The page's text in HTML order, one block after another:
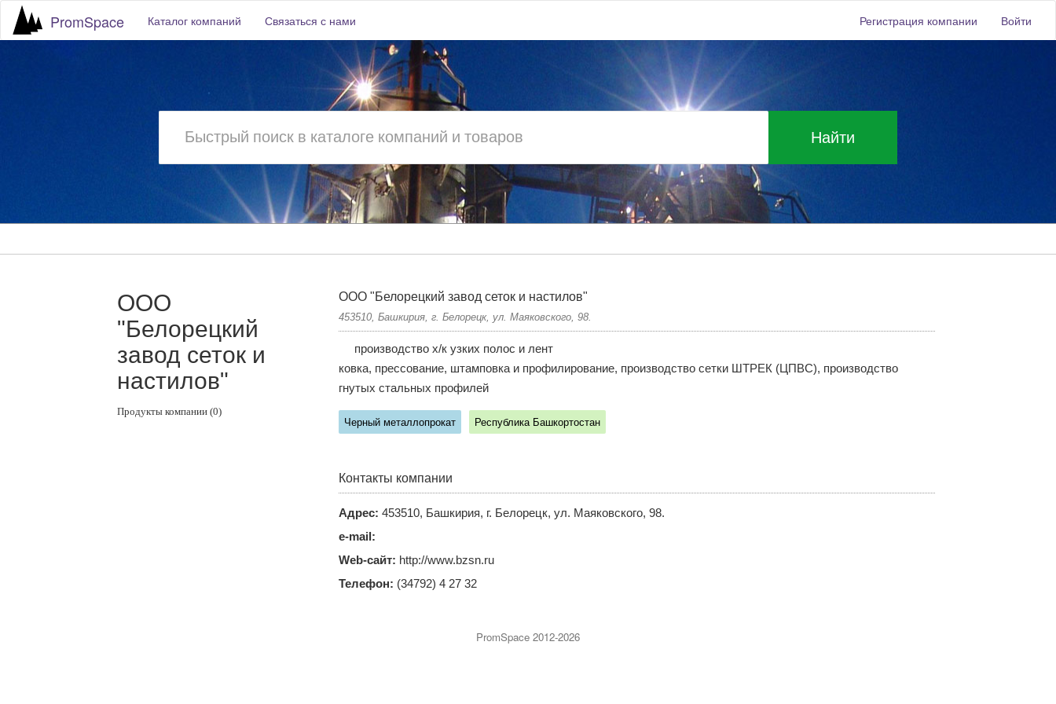
PromSpace Каталог компаний Связаться с нами Регистрация компании Войти
Найти
ООО
"Белорецкий
завод сеток и
настилов"
Продукты компании (0)
ООО "Белорецкий завод сеток и настилов"
453510, Башкирия, г. Белорецк, ул. Маяковского, 98.
производство х/к узких полос и лент
ковка, прессование, штамповка и профилирование, производство сетки ШТРЕК (ЦПВС), производство
гнутых стальных профилей
Черный металлопрокат Республика Башкортостан
Контакты компании
Адрес: 453510, Башкирия, г. Белорецк, ул. Маяковского, 98.
e-mail:
Web-сайт: http://www.bzsn.ru
Телефон: (34792) 4 27 32
PromSpace 2012-2026